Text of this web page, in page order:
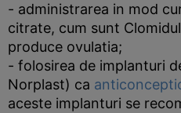
- administrarea in mod
citrate, cum sunt
produce ovulatia;
- folosirea de implanturi
Norplast) ca
aceste implanturi se